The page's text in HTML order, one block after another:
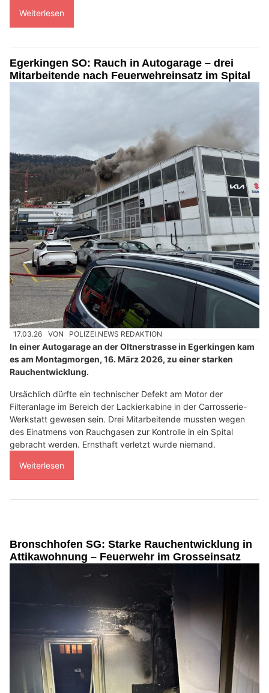
Weiterlesen
Egerkingen SO: Rauch in Autogarage – drei
Mitarbeitende nach Feuerwehreinsatz im Spital
17.03.26 VON POLIZEI.NEWS REDAKTION
In einer Autogarage an der Oltnerstrasse in Egerkingen kam
es am Montagmorgen, 16. März 2026, zu einer starken
Rauchentwicklung.
Ursächlich dürfte ein technischer Defekt am Motor der
Filteranlage im Bereich der Lackierkabine in der Carrosserie-
Werkstatt gewesen sein. Drei Mitarbeitende mussten wegen
des Einatmens von Rauchgasen zur Kontrolle in ein Spital
gebracht werden. Ernsthaft verletzt wurde niemand.
Weiterlesen
Bronschhofen SG: Starke Rauchentwicklung in
Attikawohnung – Feuerwehr im Grosseinsatz